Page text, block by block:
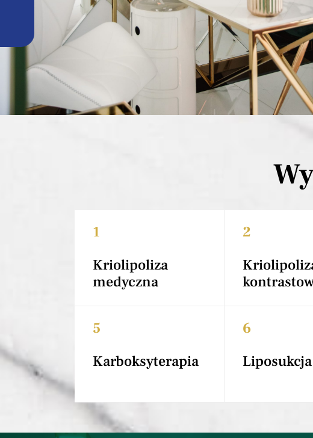
1
Kriolipoliza
medyczna
2
5
Karboksyterapia
6
Liposukcja